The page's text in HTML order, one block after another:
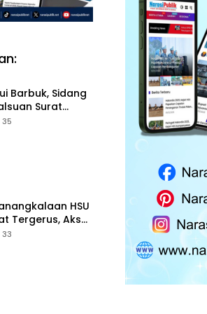
Barbuk, Sidang
Surat
Berlanjut
35
HSU
Tergerus, Akses
33